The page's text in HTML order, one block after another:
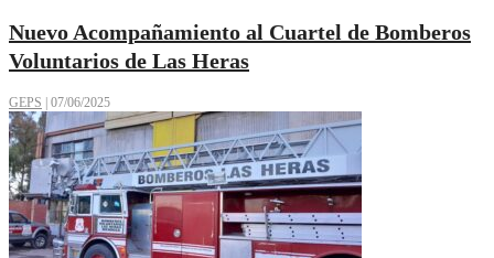
Nuevo Acompañamiento al Cuartel de Bomberos
Voluntarios de Las Heras
GEPS 07/06/2025